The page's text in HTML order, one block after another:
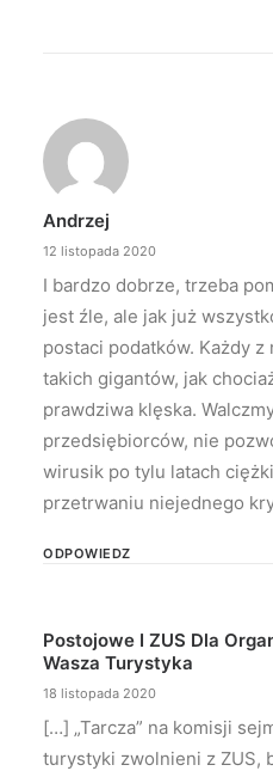
Andrzej
12 listopada 2020
I bardzo dobrze, trzeba
jest źle, ale jak już
postaci podatków. Każdy z
takich gigantów, jak
prawdziwa klęska.
przedsiębiorców, nie
wirusik po tylu latach
przetrwaniu niejednego
ODPOWIEDZ
Postojowe I ZUS Dla
Wasza Turystyka
18 listopada 2020
[…] „Tarcza” na komisji
turystyki zwolnieni z ZUS,